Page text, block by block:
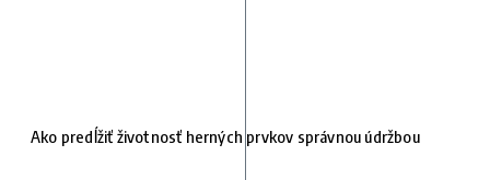
Ako predĺžiť životnosť herných prvkov správnou údržbou